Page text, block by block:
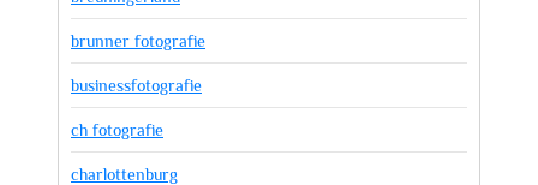
brunner fotografie
businessfotografie
ch fotografie
charlottenburg